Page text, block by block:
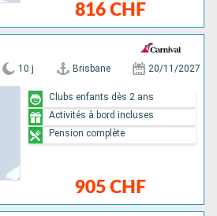
816 CHF
10 j Brisbane 20/11/2027
905 CHF
Clubs enfants dès 2 ans
Activités à bord incluses
Pension complète